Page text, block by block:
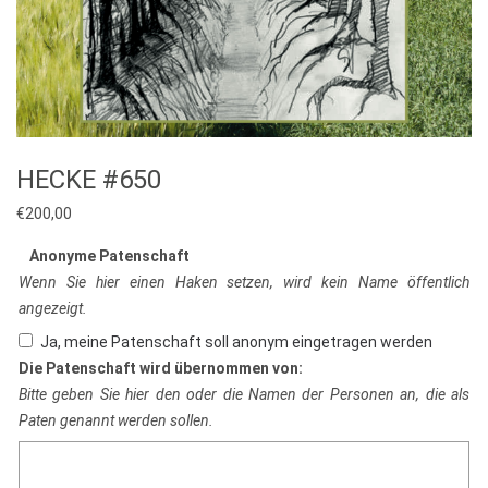
HECKE #650
€200,00
Anonyme Patenschaft
Wenn Sie hier einen Haken setzen, wird kein Name öffentlich
angezeigt.
Ja, meine Patenschaft soll anonym eingetragen werden
Die Patenschaft wird übernommen von:
Bitte geben Sie hier den oder die Namen der Personen an, die als
Paten genannt werden sollen.